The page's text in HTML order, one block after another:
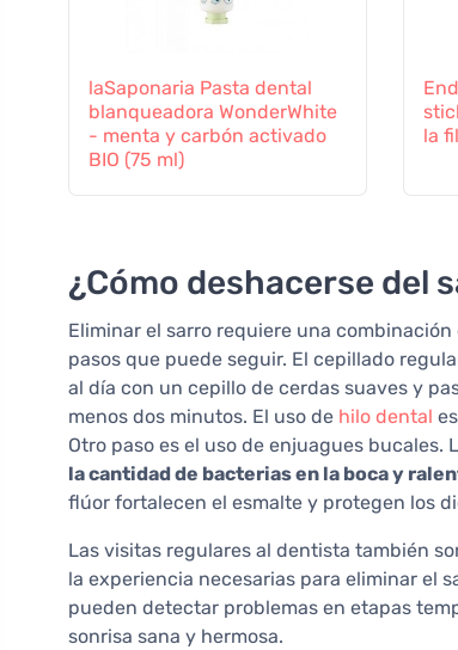
laSaponaria Pasta dental
blanqueadora WonderWhite
- menta y carbón activado
BIO (75 ml)
la
¿Cómo deshacerse del
Eliminar el sarro requiere una
pasos que puede seguir. El cepillado
al día con un cepillo de cerdas suaves y
menos dos minutos. El uso de hilo dental
Otro paso es el uso de enjuagues
la cantidad de bacterias en la boca y
flúor fortalecen el esmalte y protegen los
Las visitas regulares al dentista también
la experiencia necesarias para eliminar el
pueden detectar problemas en etapas
sonrisa sana y hermosa.